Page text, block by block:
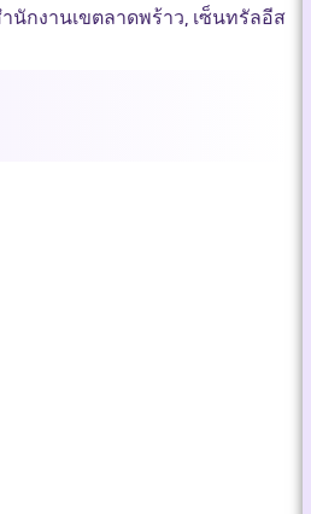
นักงานเขตลาดพร้าว, เซ็นทรัลอีส